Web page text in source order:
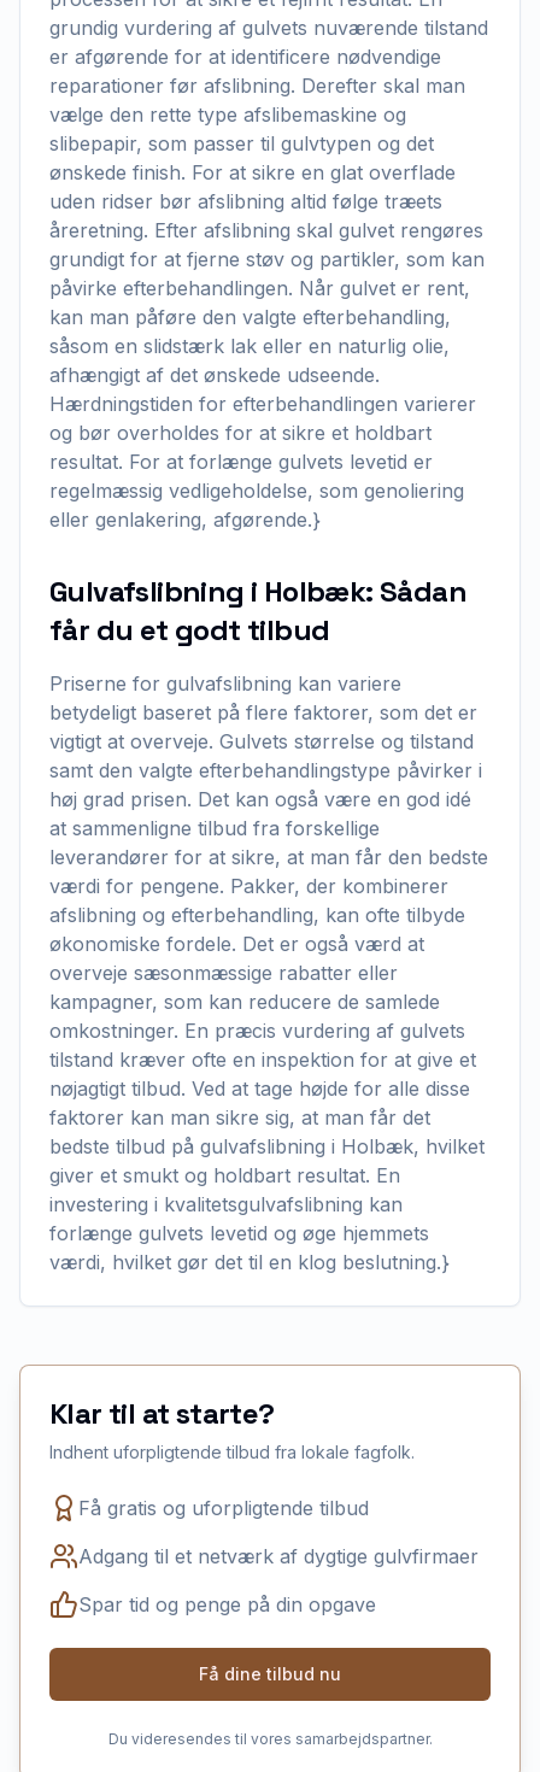
grundig vurdering af gulvets nuværende tilstand
er afgørende for at identificere nødvendige
reparationer før afslibning. Derefter skal man
vælge den rette type afslibemaskine og
slibepapir, som passer til gulvtypen og det
ønskede finish. For at sikre en glat overflade
uden ridser bør afslibning altid følge træets
åreretning. Efter afslibning skal gulvet rengøres
grundigt for at fjerne støv og partikler, som kan
påvirke efterbehandlingen. Når gulvet er rent,
kan man påføre den valgte efterbehandling,
såsom en slidstærk lak eller en naturlig olie,
afhængigt af det ønskede udseende.
Hærdningstiden for efterbehandlingen varierer
og bør overholdes for at sikre et holdbart
resultat. For at forlænge gulvets levetid er
regelmæssig vedligeholdelse, som genoliering
eller genlakering, afgørende.}
Gulvafslibning i Holbæk: Sådan
får du et godt tilbud
Priserne for gulvafslibning kan variere
betydeligt baseret på flere faktorer, som det er
vigtigt at overveje. Gulvets størrelse og tilstand
samt den valgte efterbehandlingstype påvirker i
høj grad prisen. Det kan også være en god idé
at sammenligne tilbud fra forskellige
leverandører for at sikre, at man får den bedste
værdi for pengene. Pakker, der kombinerer
afslibning og efterbehandling, kan ofte tilbyde
økonomiske fordele. Det er også værd at
overveje sæsonmæssige rabatter eller
kampagner, som kan reducere de samlede
omkostninger. En præcis vurdering af gulvets
tilstand kræver ofte en inspektion for at give et
nøjagtigt tilbud. Ved at tage højde for alle disse
faktorer kan man sikre sig, at man får det
bedste tilbud på gulvafslibning i Holbæk, hvilket
giver et smukt og holdbart resultat. En
investering i kvalitetsgulvafslibning kan
forlænge gulvets levetid og øge hjemmets
værdi, hvilket gør det til en klog beslutning.}
Klar til at starte?
Indhent uforpligtende tilbud fra lokale fagfolk.
Få gratis og uforpligtende tilbud
Adgang til et netværk af dygtige gulvfirmaer
Spar tid og penge på din opgave
Få dine tilbud nu
Du videresendes til vores samarbejdspartner.